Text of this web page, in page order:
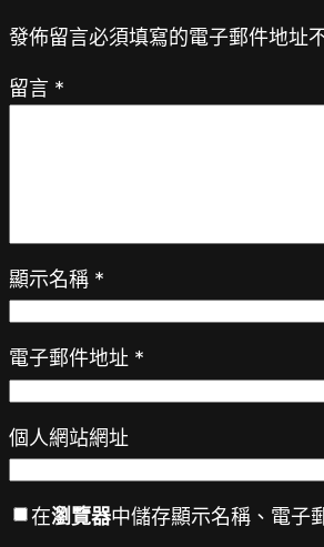
發佈留言必須填寫的電子郵件地址
留言 *
顯示名稱 *
電子郵件地址 *
個人網站網址
在瀏覽器中儲存顯示名稱、電子